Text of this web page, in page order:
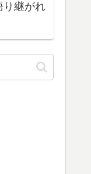
り継がれ